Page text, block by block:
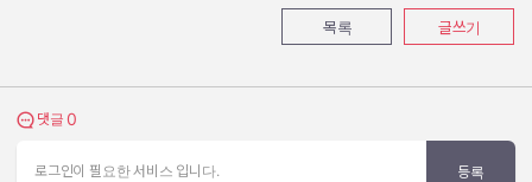
목록 글쓰기
댓글 보기
댓글 0
로그인이 필요한 서비스 입니다. 등록